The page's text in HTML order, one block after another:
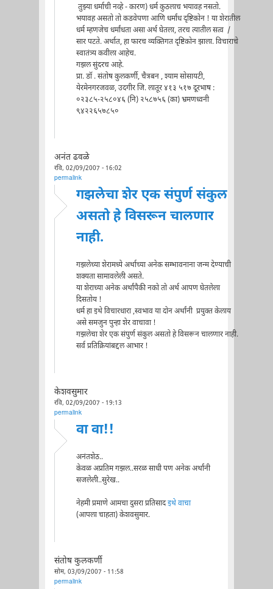
तुझ्या धर्माची नव्हे - कारण) धर्म कुठलाच भयावह नसतो.
भयावह असतो तो कडवेपणा आणि धर्मांध दृष्टिकोन ! या शेरातील
धर्म म्हणजेच धर्मांधता असा अर्थ घेतला, तरच त्यातील सत्व /
सार पटते. अर्थात, हा फारच व्यक्तिगत दृष्टिकोन झाला. विचाराचे
स्वातंत्र्य कवीला आहेच.
गझल सुंदरच आहे.
प्रा. डॉ . संतोष कुलकर्णी, चैत्रबन , श्याम सोसायटी,
येरमेनगरजवळ, उदगीर जि. लातूर ४१३ ५१७ दूरभाष :
०२३८५-२५८०४६ (नि) २५८७५६ (का) भ्रमणध्वनी
९४२२६५७८५०
अनंत ढवळे
रवि, 02/09/2007 - 16:02
permalink
गझलेचा शेर एक संपुर्ण संकुल
असतो हे विसरून चालणार
नाही.
गझलेच्या शेरामध्ये अर्थाच्या अनेक सम्भावनाना जन्म देण्याची
शक्यता सामावलेली असते.
या शेराच्या अनेक अर्थांपैकी नको तो अर्थ आपण घेतलेला
दिसतोय !
धर्म हा इथे विचारधारा ,स्वभाव या दोन अर्थांनी प्रयुक्त केलाय
असे समजुन पुन्हा शेर वाचावा !
गझलेचा शेर एक संपुर्ण संकुल असतो हे विसरून चालणार नाही.
सर्व प्रतिक्रियांबद्दल आभार !
केशवसुमार
रवि, 02/09/2007 - 19:13
permalink
वा वा!!
अनंतशेठ..
केवळ अप्रतिम गझल..सरळ साधी पण अनेक अर्थांनी
सजलेली..सुरेख..
नेहमी प्रमाणे आमचा दुसरा प्रतिसादइथे वाचा
(आपला चाहता) केशवसुमार.
संतोष कुलकर्णी
सोम, 03/09/2007 - 11:58
permalink